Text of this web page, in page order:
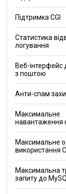
Підтримка CGI
Статистика
логування
Веб-інтерфейс
з поштою
Анти-спам
Максимальне
навантаження
Максимальне
використання
Максимальна
запиту до